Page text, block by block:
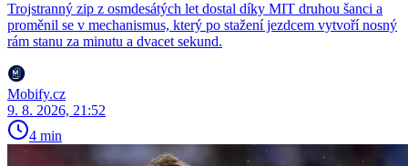
Trojstranný zip z osmdesátých let dostal díky MIT druhou šanci a
proměnil se v mechanismus, který po stažení jezdcem vytvoří nosný
rám stanu za minutu a dvacet sekund.
Mobify.cz
9. 8. 2026, 21:52
4 min